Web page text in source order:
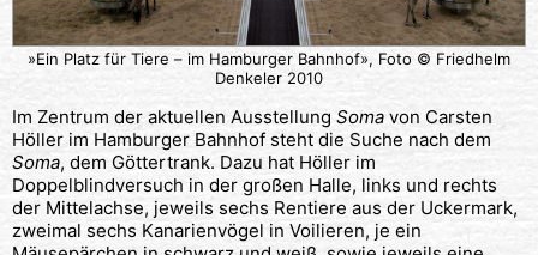
»Ein Platz für Tiere – im Hamburger Bahnhof», Foto © Friedhelm
Denkeler 2010
Im Zentrum der aktuellen Ausstellung Soma von Carsten
Höller im Hamburger Bahnhof steht die Suche nach dem
Soma, dem Göttertrank. Dazu hat Höller im
Doppelblindversuch in der großen Halle, links und rechts
der Mittelachse, jeweils sechs Rentiere aus der Uckermark,
zweimal sechs Kanarienvögel in Voilieren, je ein